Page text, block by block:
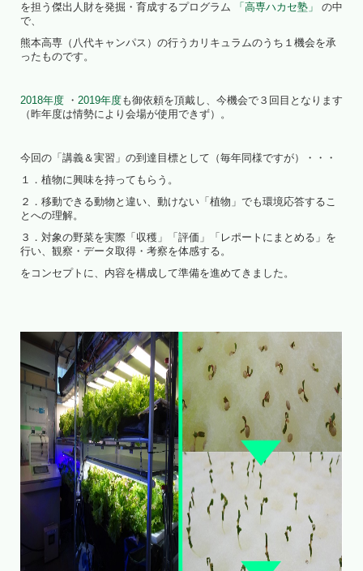
を担う傑出人財を発掘・育成するプログラム 「高専ハカセ塾」
の中
で、
熊本高専（八代キャンパス）の行うカリキュラムのうち１機会を承
ったものです。
2018年度 ・ 2019年度も御依頼を頂戴し、今機会で３回目となります
（昨年度は情勢により会場が使用できず）。
今回の「講義＆実習」の到達目標として（毎年同様ですが）・・・
１．植物に興味を持ってもらう。
２．移動できる動物と違い、動けない「植物」でも環境応答するこ
とへの理解。
３．対象の野菜を実際「収穫」「評価」「レポートにまとめる」を
行い、観察・データ取得・考察を体感する。
をコンセプトに、内容を構成して準備を進めてきました。